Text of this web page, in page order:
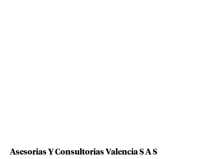
Asesorias Y Consultorias Valencia S A S